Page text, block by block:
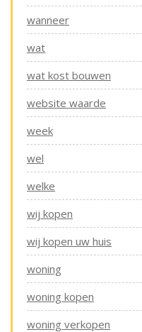
wanneer
wat
wat kost bouwen
website waarde
week
wel
welke
wij kopen
wij kopen uw huis
woning
woning kopen
woning verkopen